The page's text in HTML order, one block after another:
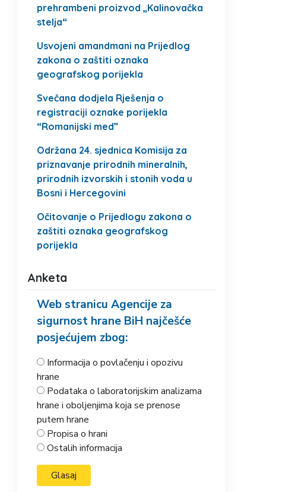
prehrambeni proizvod „Kalinovačka
stelja“
Usvojeni amandmani na Prijedlog
zakona o zaštiti oznaka
geografskog porijekla
Svečana dodjela Rješenja o
registraciji oznake porijekla
“Romanijski med”
Održana 24. sjednica Komisija za
priznavanje prirodnih mineralnih,
prirodnih izvorskih i stonih voda u
Bosni i Hercegovini
Očitovanje o Prijedlogu zakona o
zaštiti oznaka geografskog
porijekla
Anketa
Web stranicu Agencije za
sigurnost hrane BiH najčešće
posjećujem zbog:
Informacija o povlačenju i opozivu
hrane
Podataka o laboratorijskim analizama
hrane i oboljenjima koja se prenose
putem hrane
Propisa o hrani
Ostalih informacija